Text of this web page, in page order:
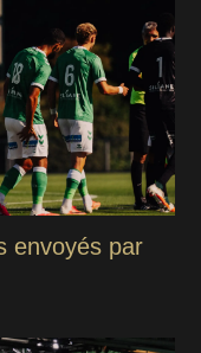
envoyés par